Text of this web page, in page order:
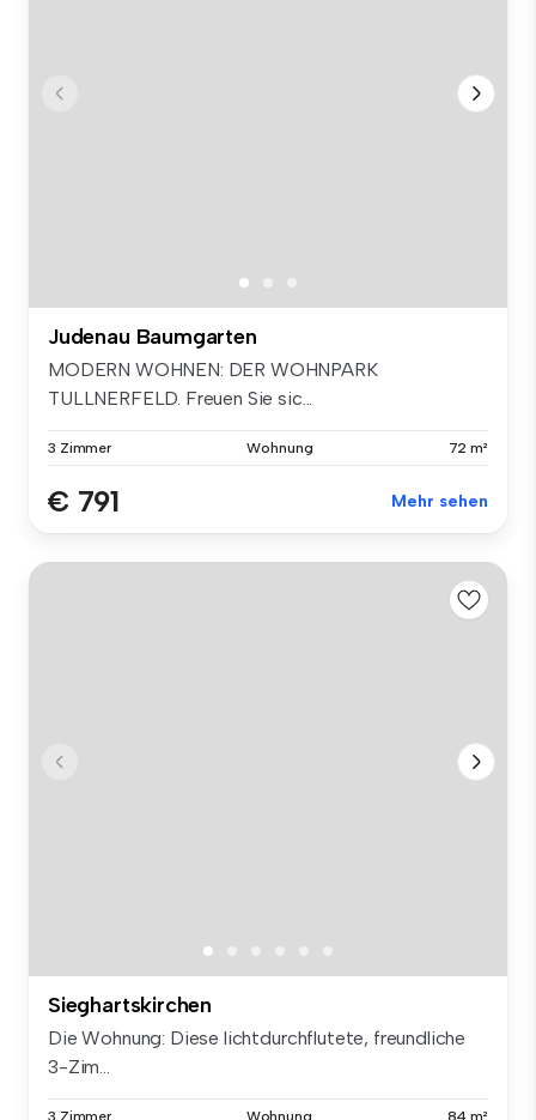
Judenau Baumgarten
MODERN WOHNEN: DER WOHNPARK
TULLNERFELD. Freuen Sie sic...
3 Zimmer Wohnung 72 m²
€ 791 Mehr sehen
Sieghartskirchen
Die Wohnung: Diese lichtdurchflutete, freundliche
3-Zim...
3 Zimmer Wohnung 84 m²